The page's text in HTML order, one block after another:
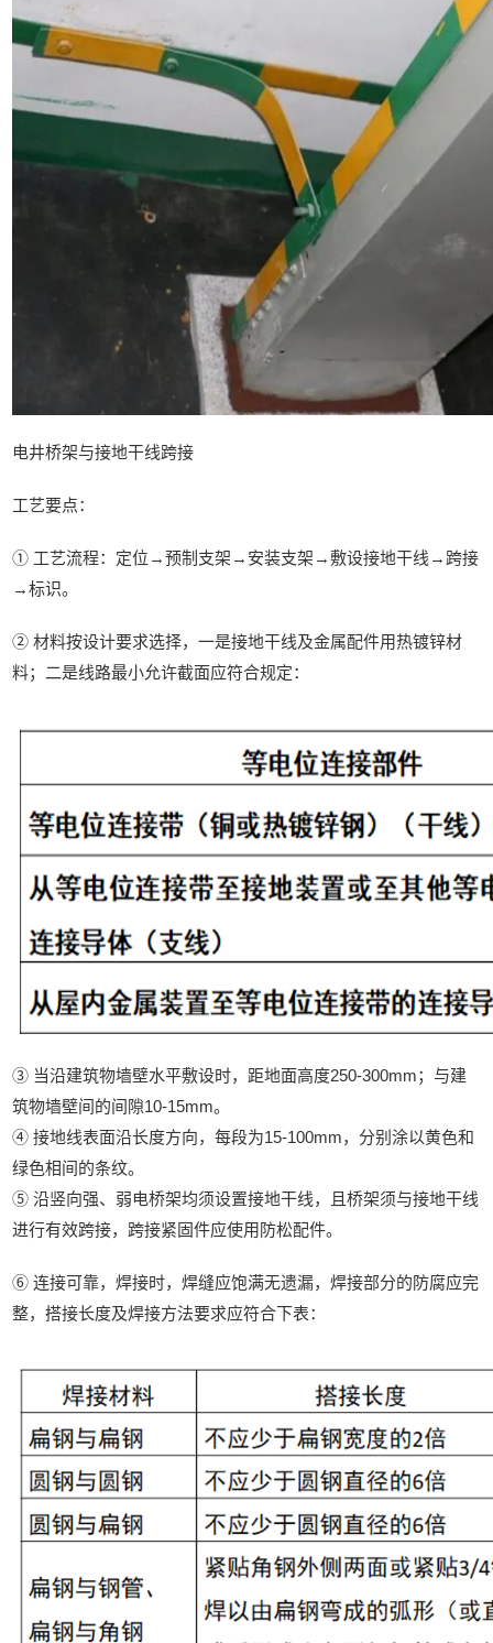
电井桥架与接地干线跨接
工艺要点：
① 工艺流程：定位→预制支架→安装支架→敷设接地干线→跨接
→标识。
② 材料按设计要求选择，一是接地干线及金属配件用热镀锌材
料；二是线路最小允许截面应符合规定：
③ 当沿建筑物墙壁水平敷设时，距地面高度250-300mm；与建
筑物墙壁间的间隙10-15mm。
④ 接地线表面沿长度方向，每段为15-100mm，分别涂以黄色和
绿色相间的条纹。
⑤ 沿竖向强、弱电桥架均须设置接地干线，且桥架须与接地干线
进行有效跨接，跨接紧固件应使用防松配件。
⑥ 连接可靠，焊接时，焊缝应饱满无遗漏，焊接部分的防腐应完
整，搭接长度及焊接方法要求应符合下表：